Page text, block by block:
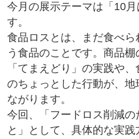
今月の展示テーマは「10
す。
食品ロスとは、まだ食べら
う食品のことです。商品
「てまえどり」の実践や
のちょっとした行動が、
ながります。
今回、「フードロス削減の
と」として、具体的な実